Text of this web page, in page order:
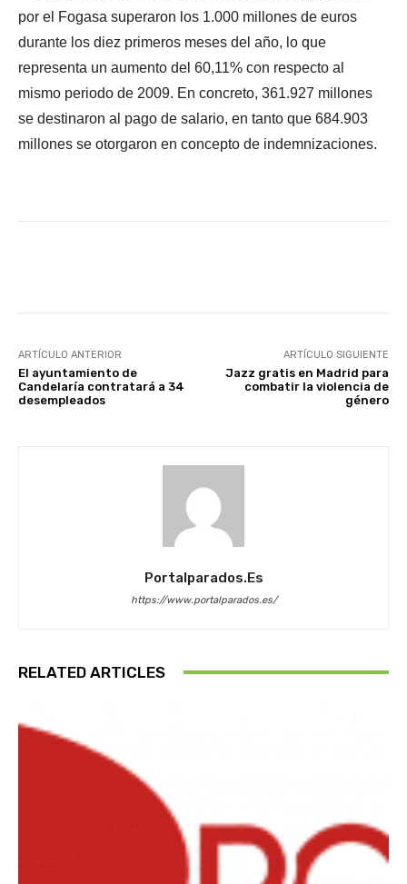
por el Fogasa superaron los 1.000 millones de euros
durante los diez primeros meses del año, lo que
representa un aumento del 60,11% con respecto al
mismo periodo de 2009. En concreto, 361.927 millones
se destinaron al pago de salario, en tanto que 684.903
millones se otorgaron en concepto de indemnizaciones.
ARTÍCULO ANTERIOR
El ayuntamiento de
Candelaría contratará a 34
desempleados
ARTÍCULO SIGUIENTE
Jazz gratis en Madrid para
combatir la violencia de
género
Portalparados.es
https://www.portalparados.es/
RELATED ARTICLES